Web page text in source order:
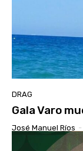
DRAG
Gala Varo
José Manuel Ríos -